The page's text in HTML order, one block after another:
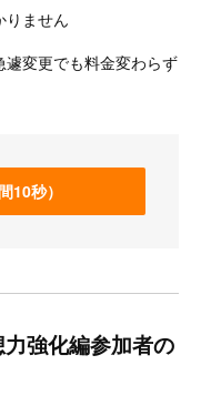
りません
変更でも料金変わらず
10秒）
強化編参加者の